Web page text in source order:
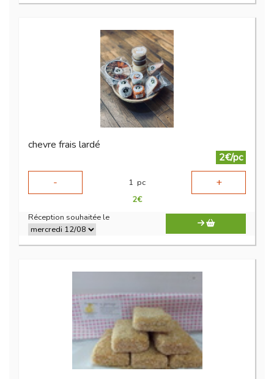
chevre frais lardé
2€/pc
-
1 pc +
2€
Réception souhaitée le